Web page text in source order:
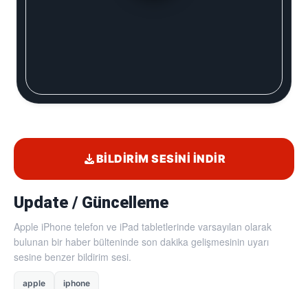
Update / Güncelleme
Apple iPhone telefon ve iPad tabletlerinde varsayılan olarak
bulunan bir haber bülteninde son dakika gelişmesinin uyarı
sesine benzer bildirim sesi.
apple iphone
BILDIRIM SESINI İNDIR